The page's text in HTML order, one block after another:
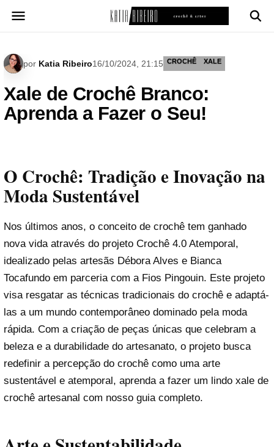
para
por Katia Ribeiro16/10/2024, 21:15 CROCHÊ XALE
Xale de Crochê Branco:
Aprenda a Fazer o Seu!
O Crochê: Tradição e Inovação na
Moda Sustentável
Nos últimos anos, o conceito de crochê tem ganhado
nova vida através do projeto Crochê 4.0 Atemporal,
idealizado pelas artesãs Débora Alves e Bianca
Tocafundo em parceria com a Fios Pingouin. Este projeto
visa resgatar as técnicas tradicionais do crochê e adaptá-
las a um mundo contemporâneo dominado pela moda
rápida. Com a criação de peças únicas que celebram a
beleza e a durabilidade do artesanato, o projeto busca
redefinir a percepção do crochê como uma arte
sustentável e atemporal, aprenda a fazer um lindo xale de
crochê artesanal com nosso guia completo.